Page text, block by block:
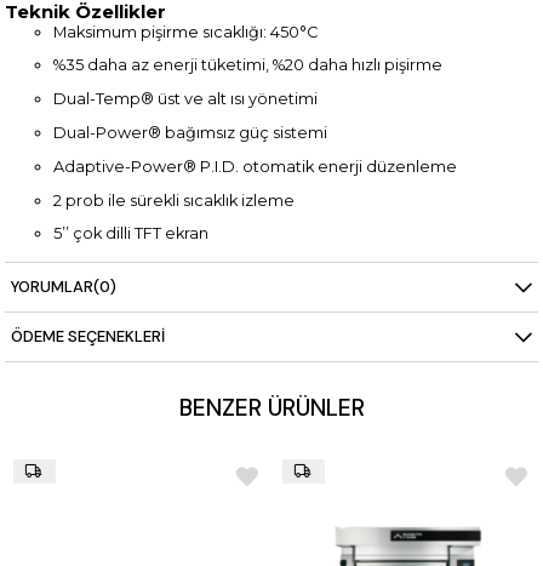
Teknik Özellikler
Maksimum pişirme sıcaklığı: 450°C
%35 daha az enerji tüketimi, %20 daha hızlı pişirme
Dual-Temp® üst ve alt ısı yönetimi
Dual-Power® bağımsız güç sistemi
Adaptive-Power® P.I.D. otomatik enerji düzenleme
2 prob ile sürekli sıcaklık izleme
5’’ çok dilli TFT ekran
100 programlanabilir pişirme hafızası
Power-Booster™ Teknolojisi
Delta-Power™ ön-arka güç dengesi
Günlük açma-kapama zamanlayıcısı
Mayalandırma kabini: Nemlendirmesiz
YORUMLAR(0)
ÖDEME SEÇENEKLERI
BENZER ÜRÜNLER